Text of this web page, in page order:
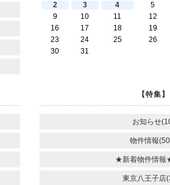
2
3 4 5
9
10 11 12
16
17 18 19
23
24 25 26
30
31
【特集】
お知らせ
物件情報
★新着物件情報
東京八王子店